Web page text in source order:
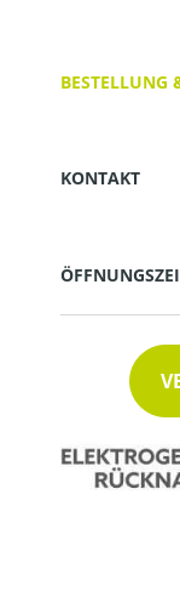
BESTELLUNG
KONTAKT